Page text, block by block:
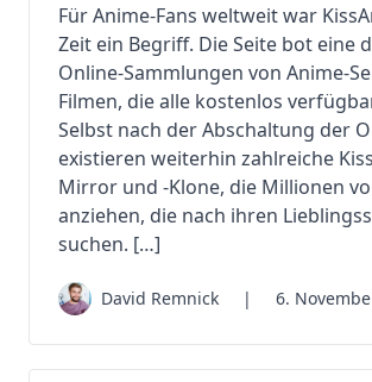
Für Anime-Fans weltweit war
Zeit ein Begriff. Die Seite bot eine
Online-Sammlungen von Anime-
Filmen, die alle kostenlos
Selbst nach der Abschaltung der
existieren weiterhin zahlreiche
Mirror und -Klone, die Millionen
anziehen, die nach ihren
suchen. […]
David Remnick | 6.